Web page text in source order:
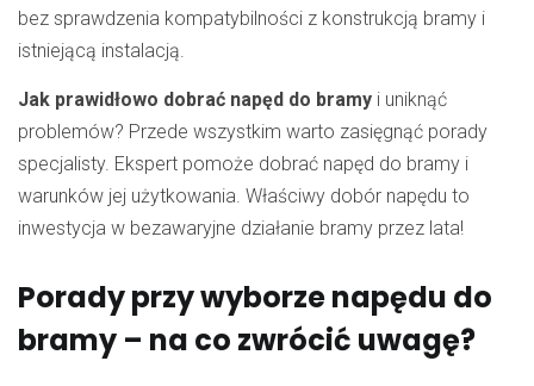
bez sprawdzenia kompatybilności z konstrukcją bramy i
istniejącą instalacją.
Jak prawidłowo dobrać napęd do bramy i uniknąć
problemów? Przede wszystkim warto zasięgnąć porady
specjalisty. Ekspert pomoże dobrać napęd do bramy i
warunków jej użytkowania. Właściwy dobór napędu to
inwestycja w bezawaryjne działanie bramy przez lata!
Porady przy wyborze napędu do
bramy – na co zwrócić uwagę?